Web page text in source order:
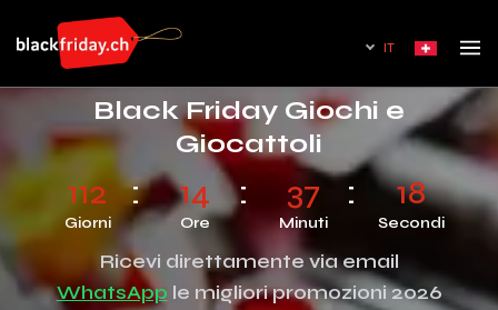
IT
Black Friday Giochi e
Giocattoli
112
Giorni
14
Ore
37
Minuti
17
Secondi
Ricevi direttamente via email
WhatsApp le migliori promozioni 2026